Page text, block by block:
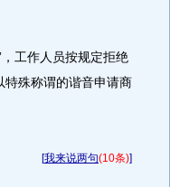
工作人员按规定拒绝
特殊称谓的谐音申请商
[我来说两句(10条)]